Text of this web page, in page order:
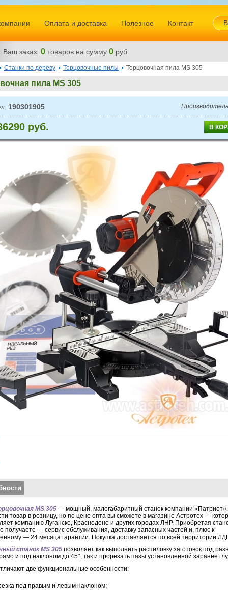
Станки по дереву Торцовочные пилы Торцовочная пила MS 305
пила MS 305
190301905
руб.
вкладки
MS 305 — мощный, малогабаритный станок компании «Патриот».
товар в розницу, но по цене опта вы сможете в магазине Астротех —
компанию Луганске, Краснодоне и других городах ЛНР. Приобретая
получаете — сервис обслуживания, доставку запасных частей и, плюс к
— 24 месяца гарантии. Покупка доставляется по всей территории
станок MS 305 позволяет как выполнить распиловку заготовок под
и под наклоном до 45°, так и прорезать пазы установленной заранее
две функциональные особенности:
под правым и левым наклоном;
Оплата и доставка Полезное Контакт
Ваш заказ: 0 товаров на сумму 0 руб.